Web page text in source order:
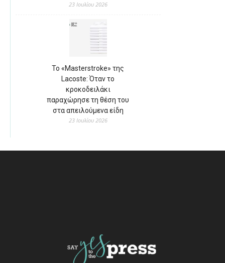
23 Ιουλίου 2026
Το «Masterstroke» της
Lacoste: Όταν το
κροκοδειλάκι
παραχώρησε τη θέση του
στα απειλούμενα είδη
23 Ιουλίου 2026